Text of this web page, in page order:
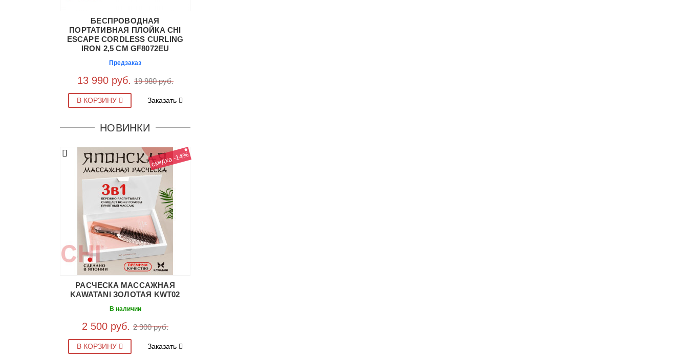
БЕСПРОВОДНАЯ
ПОРТАТИВНАЯ ПЛОЙКА CHI
ESCAPE CORDLESS CURLING
IRON 2,5 СМ GF8072EU
Предзаказ
13 990 руб. 19 980 руб.
В КОРЗИНУ Заказать
НОВИНКИ
скидка -14%
РАСЧЕСКА МАССАЖНАЯ
KAWATANI ЗОЛОТАЯ KWT02
В наличии
2 500 руб. 2 900 руб.
В КОРЗИНУ Заказать